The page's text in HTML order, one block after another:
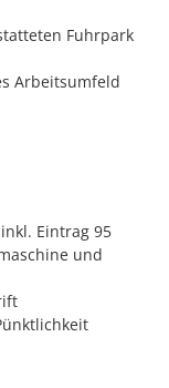
Fuhrpark
Arbeitsumfeld
Eintrag 95
und